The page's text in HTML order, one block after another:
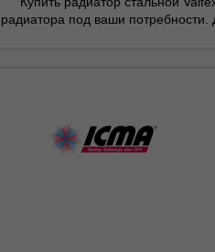
радиатора под ваши потребности.